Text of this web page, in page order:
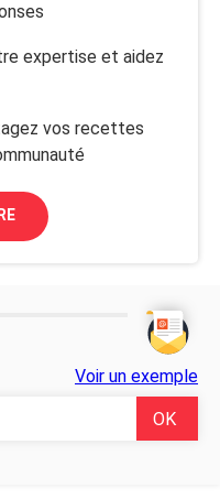
expertise et aidez
vos recettes
Voir un exemple